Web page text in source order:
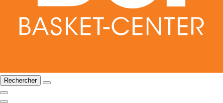
Rechercher